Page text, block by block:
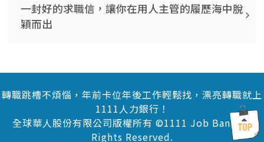
一封好的求職信，讓你在用人主管的履歷海中脫
穎而出
轉職跳槽不煩惱，年前卡位年後工作輕鬆找，漂亮轉職就上
1111人力銀行！
全球華人股份有限公司版權所有 ©1111 Job Bank All
Rights Reserved.